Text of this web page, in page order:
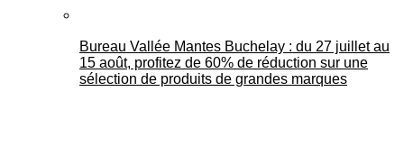
Bureau Vallée Mantes Buchelay : du 27 juillet au
15 août, profitez de 60% de réduction sur une
sélection de produits de grandes marques